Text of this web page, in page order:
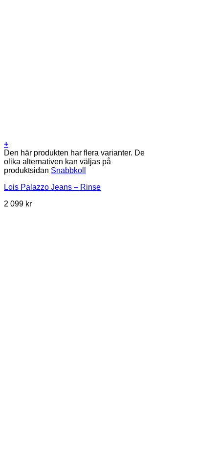
+
Den här produkten har flera varianter. De
olika alternativen kan väljas på
produktsidan Snabbkoll
Lois Palazzo Jeans – Rinse
2 099 kr